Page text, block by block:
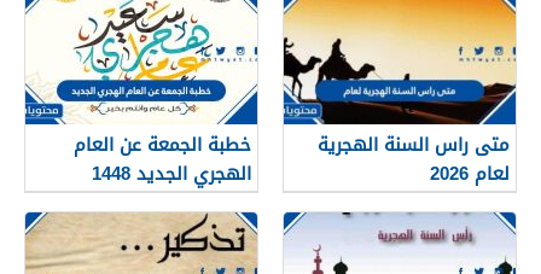
متى راس السنة الهجرية
لعام 2026
خطبة الجمعة عن العام
الهجري الجديد 1448